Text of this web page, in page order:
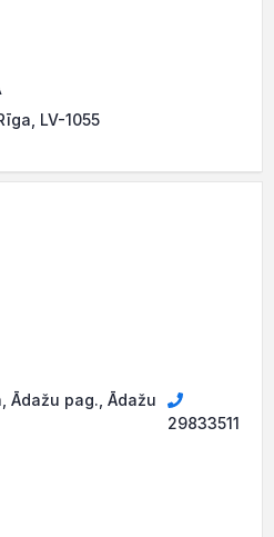
LV-1055
Ādažu pag., Ādažu
29833511